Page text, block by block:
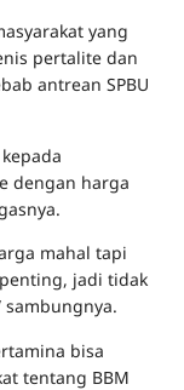
yang
pertalite dan
antrean SPBU
dengan harga
mahal tapi
jadi tidak
sambungnya.
bisa
tentang BBM